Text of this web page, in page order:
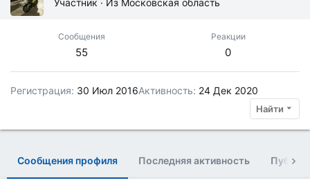
Сообщения
55
Реакции
0
Регистрация 30 Июл 2016Активность 24 Дек 2020
Найти
Сообщения профиля Последняя активность